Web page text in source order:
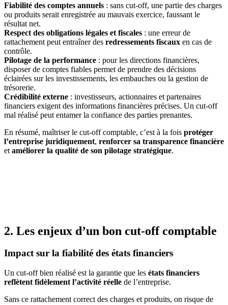
Fiabilité des comptes annuels : sans cut-off, une partie des charges
ou produits serait enregistrée au mauvais exercice, faussant le
résultat net.
Respect des obligations légales et fiscales : une erreur de
rattachement peut entraîner des redressements fiscaux en cas de
contrôle.
Pilotage de la performance : pour les directions financières,
disposer de comptes fiables permet de prendre des décisions
éclairées sur les investissements, les embauches ou la gestion de
trésorerie.
Crédibilité externe : investisseurs, actionnaires et partenaires
financiers exigent des informations financières précises. Un cut-off
mal réalisé peut entamer la confiance des parties prenantes.
En résumé, maîtriser le cut-off comptable, c’est à la fois protéger
l’entreprise juridiquement, renforcer sa transparence financière
et améliorer la qualité de son pilotage stratégique.
2. Les enjeux d’un bon cut-off comptable
Impact sur la fiabilité des états financiers
Un cut-off bien réalisé est la garantie que les états financiers
reflètent fidèlement l’activité réelle de l’entreprise.
Sans ce rattachement correct des charges et produits, on risque de